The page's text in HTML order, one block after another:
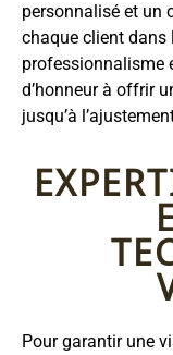
personnalisé et un
chaque client
professionnalisme
d’honneur à offrir
jusqu’à
Pour garantir une